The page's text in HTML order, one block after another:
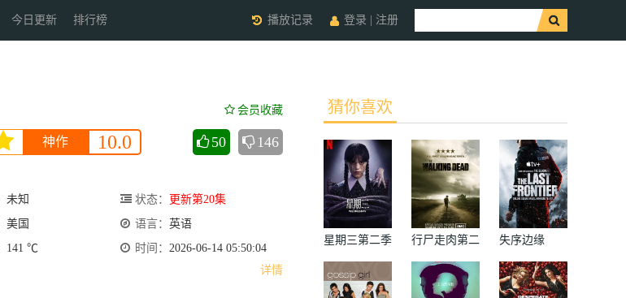
今日更新 排行榜 登录 注册
播放记录
会员收藏
神作 10.0 50 146
未知 状态：
更新第20集
美国 语言： 英语
141 ℃ 时间： 2026-06-14 05:50:04
详情
猜你喜欢
星期三第二季
行尸走肉第二
季
失序边缘